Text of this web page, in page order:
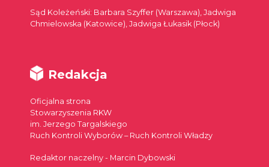
Sąd Koleżeński: Barbara Szyffer (Warszawa), Jadwiga
Chmielowska (Katowice), Jadwiga Łukasik (Płock)
Redakcja
Oficjalna strona
Stowarzyszenia RKW
im. Jerzego Targalskiego
Ruch Kontroli Wyborów – Ruch Kontroli Władzy
Redaktor naczelny - Marcin Dybowski